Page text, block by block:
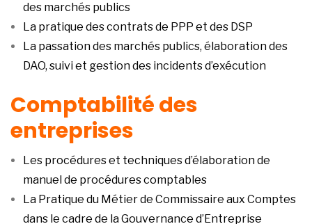
des marchés publics
La pratique des contrats de PPP et des DSP
La passation des marchés publics, élaboration des
DAO, suivi et gestion des incidents d’exécution
Comptabilité des
entreprises
Les procédures et techniques d’élaboration de
manuel de procédures comptables
La Pratique du Métier de Commissaire aux Comptes
dans le cadre de la Gouvernance d’Entreprise